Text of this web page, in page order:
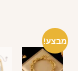
מבצע!